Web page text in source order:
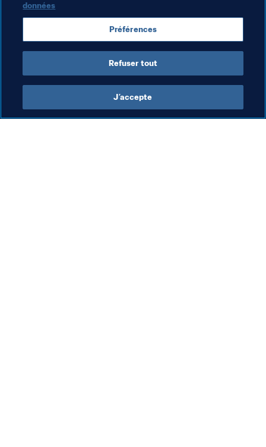
CONMEBOL United Arab Emirates AFC
USA Concacaf
données
Préférences
Refuser tout
J’accepte